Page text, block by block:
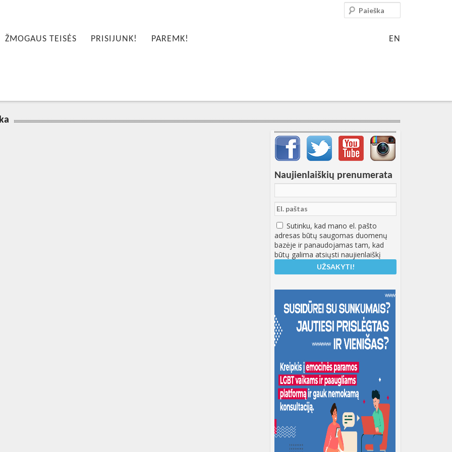
ŽMOGAUS TEISĖS PRISIJUNK! PAREMK! EN
Paieška
Svarbių įrašų meniu
Naujienlaiškių prenumerata
Sutinku, kad mano el. pašto
adresas būtų saugomas duomenų
bazėje ir panaudojamas tam, kad
būtų galima atsiųsti naujienlaiškį